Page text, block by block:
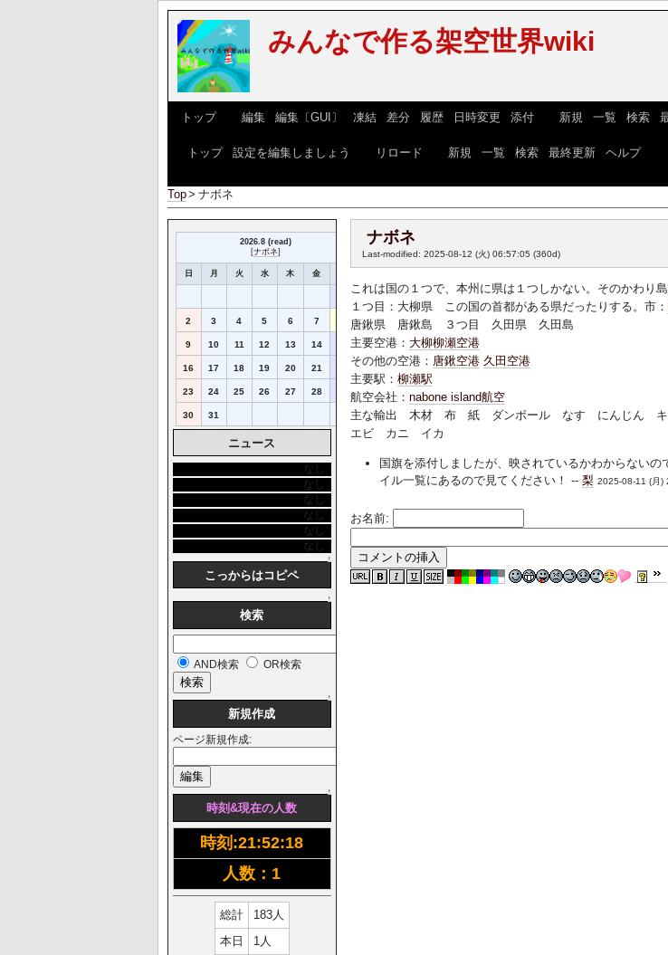
みんなで作る架空世界wiki
トップ] [ 編集| 編集〔GUI〕 凍結| 差分 履歴| 日時変更 添付] [ 新規 一覧 検索|
トップ| 設定を編集しましょう リロード 新規 一覧 検索| 最終更新| ヘルプ] ロ
Top> ナボネ
ナボネ
Last-modified: 2025-08-12 (火) 06:57:05 (360d)
これは国の１つで、本州に県は１つしかない。そのかわり
１つ目：大柳県 この国の首都がある県だったりする。市：
唐鍬県 唐鍬島 ３つ目 久田県 久田島
主要空港： 大柳柳瀬空港
その他の空港： 唐鍬空港 久田空港
主要駅： 柳瀬駅
航空会社： nabone island航空
主な輸出 木材 布 紙 ダンボール なす にんじん
エビ カニ イカ
国旗を添付しましたが、映されているかわからない
イル一覧にあるので見てください！ -- 梨 2025-08-11 (月)
お名前:
2026.8 (read)
[ナボネ]
日 月 火 水 木 金
2 3 4 5 6 7
9 10 11 12 13 14
16 17 18 19 20 21
23 24 25 26 27 28
30 31
ニュース
↑
こっからはコピペ
↑
検索
AND検索 OR検索
↑
新規作成
ページ新規作成:
↑
時刻&現在の人数
時刻:21:52:19
人数：1
総計
183人
本日
1人